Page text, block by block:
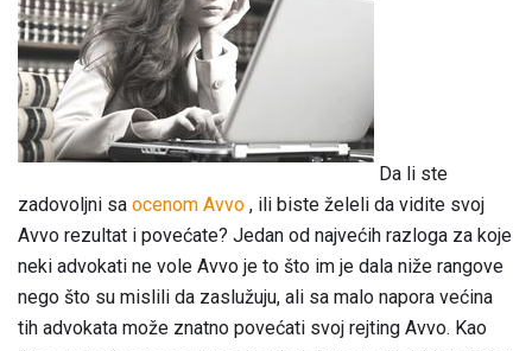
Da li ste
zadovoljni sa ocenom Avvo , ili biste želeli da vidite svoj
Avvo rezultat i povećate? Jedan od najvećih razloga za koje
neki advokati ne vole Avvo je to što im je dala niže rangove
nego što su mislili da zaslužuju, ali sa malo napora većina
tih advokata može znatno povećati svoj rejting Avvo. Kao